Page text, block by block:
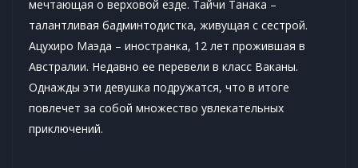
мечтающая о верховой езде. Тайчи Танака –
талантливая бадминтодистка, живущая с сестрой.
Ацухиро Маэда – иностранка, 12 лет прожившая в
Австралии. Недавно ее перевели в класс Ваканы.
Однажды эти девушка подружатся, что в итоге
повлечет за собой множество увлекательных
приключений.